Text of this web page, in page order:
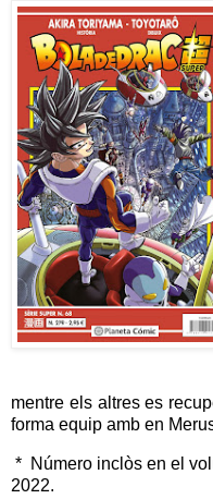
mentre els altres es
forma equip amb en
* Número inclòs en el
2022.